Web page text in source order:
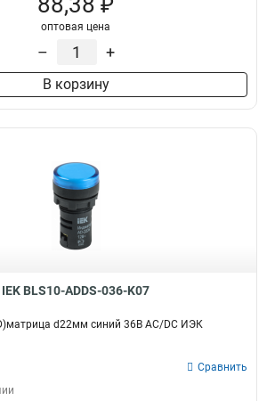
оптовая цена
– +
В корзину
IEK BLS10-ADDS-036-K07
d22мм синий 36В AC/DC ИЭК
Сравнить